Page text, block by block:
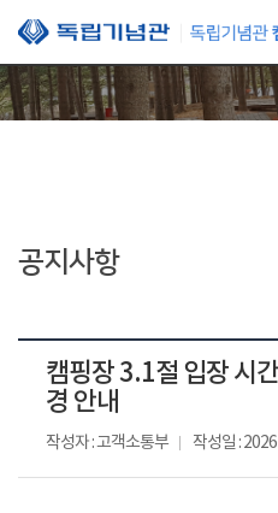
본문 바로가기
공지사항
캠핑장 3.1절 입장 시
경 안내
작성자 : 고객소통부 작성일 :